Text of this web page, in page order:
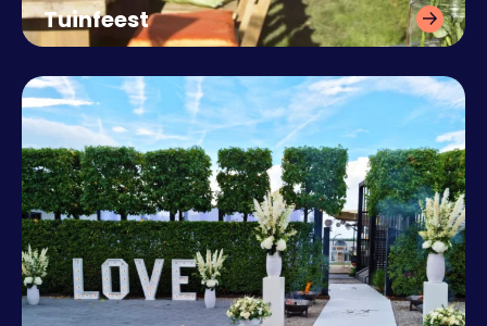
Tuinfeest
Compleet verzorgde inrichting